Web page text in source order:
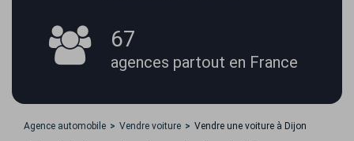
67
agences partout en France
Agence automobile Vendre voiture Vendre une voiture à Dijon